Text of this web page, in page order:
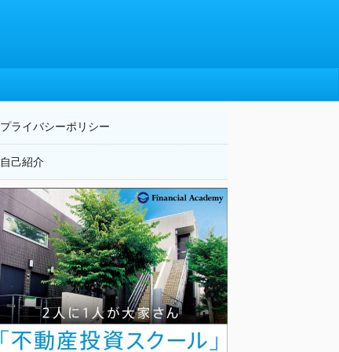
プライバシーポリシー
自己紹介